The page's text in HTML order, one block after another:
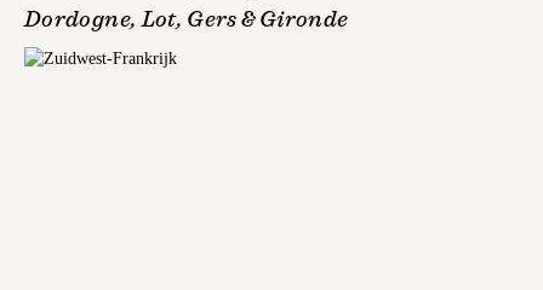
Dordogne, Lot, Gers & Gironde